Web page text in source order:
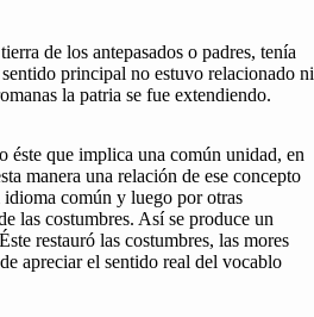
de los antepasados o padres, tenía
principal no estuvo relacionado ni
la patria se fue extendiendo.
éste que implica una común unidad, en
manera una relación de ese concepto
común y luego por otras
las costumbres. Así se produce un
restauró las costumbres, las mores
apreciar el sentido real del vocablo